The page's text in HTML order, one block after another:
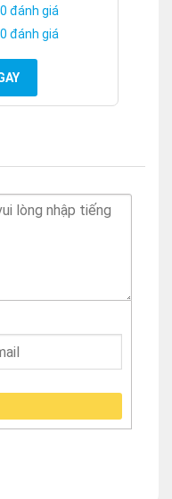
| 0 đánh giá
| 0 đánh giá